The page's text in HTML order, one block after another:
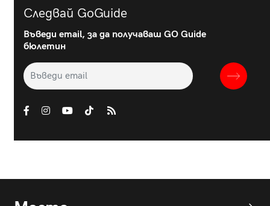
Следвай GoGuide
Въведи email, за да получаваш GO Guide
бюлетин